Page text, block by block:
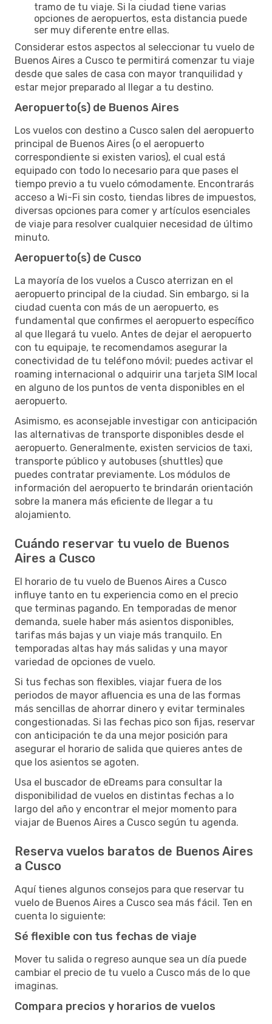
tramo de tu viaje. Si la ciudad tiene varias
opciones de aeropuertos, esta distancia puede
ser muy diferente entre ellas.
Considerar estos aspectos al seleccionar tu vuelo de
Buenos Aires a Cusco te permitirá comenzar tu viaje
desde que sales de casa con mayor tranquilidad y
estar mejor preparado al llegar a tu destino.
Aeropuerto(s) de Buenos Aires
Los vuelos con destino a Cusco salen del aeropuerto
principal de Buenos Aires (o el aeropuerto
correspondiente si existen varios), el cual está
equipado con todo lo necesario para que pases el
tiempo previo a tu vuelo cómodamente. Encontrarás
acceso a Wi-Fi sin costo, tiendas libres de impuestos,
diversas opciones para comer y artículos esenciales
de viaje para resolver cualquier necesidad de último
minuto.
Aeropuerto(s) de Cusco
La mayoría de los vuelos a Cusco aterrizan en el
aeropuerto principal de la ciudad. Sin embargo, si la
ciudad cuenta con más de un aeropuerto, es
fundamental que confirmes el aeropuerto específico
al que llegará tu vuelo. Antes de dejar el aeropuerto
con tu equipaje, te recomendamos asegurar la
conectividad de tu teléfono móvil; puedes activar el
roaming internacional o adquirir una tarjeta SIM local
en alguno de los puntos de venta disponibles en el
aeropuerto.
Asimismo, es aconsejable investigar con anticipación
las alternativas de transporte disponibles desde el
aeropuerto. Generalmente, existen servicios de taxi,
transporte público y autobuses (shuttles) que
puedes contratar previamente. Los módulos de
información del aeropuerto te brindarán orientación
sobre la manera más eficiente de llegar a tu
alojamiento.
Cuándo reservar tu vuelo de Buenos
Aires a Cusco
El horario de tu vuelo de Buenos Aires a Cusco
influye tanto en tu experiencia como en el precio
que terminas pagando. En temporadas de menor
demanda, suele haber más asientos disponibles,
tarifas más bajas y un viaje más tranquilo. En
temporadas altas hay más salidas y una mayor
variedad de opciones de vuelo.
Si tus fechas son flexibles, viajar fuera de los
periodos de mayor afluencia es una de las formas
más sencillas de ahorrar dinero y evitar terminales
congestionadas. Si las fechas pico son fijas, reservar
con anticipación te da una mejor posición para
asegurar el horario de salida que quieres antes de
que los asientos se agoten.
Usa el buscador de eDreams para consultar la
disponibilidad de vuelos en distintas fechas a lo
largo del año y encontrar el mejor momento para
viajar de Buenos Aires a Cusco según tu agenda.
Reserva vuelos baratos de Buenos Aires
a Cusco
Aquí tienes algunos consejos para que reservar tu
vuelo de Buenos Aires a Cusco sea más fácil. Ten en
cuenta lo siguiente:
Sé flexible con tus fechas de viaje
Mover tu salida o regreso aunque sea un día puede
cambiar el precio de tu vuelo a Cusco más de lo que
imaginas.
Compara precios y horarios de vuelos